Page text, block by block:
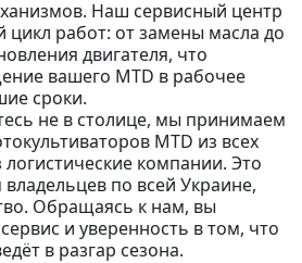
Наш сервисный центр
цикл работ: от замены масла до
двигателя, что
вашего MTD в рабочее
сроки.
не в столице, мы принимаем
MTD из всех
компании. Это
по всей Украине,
Обращаясь к нам, вы
и уверенность в том, что
в разгар сезона.